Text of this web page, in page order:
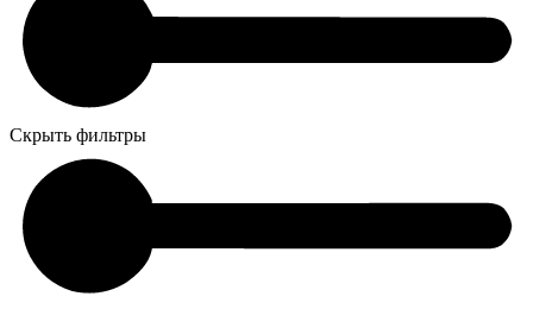
Скрыть фильтры